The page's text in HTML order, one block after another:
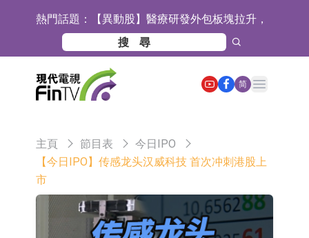
熱門話題： 【異動股】醫療研發外包板塊拉升，
畢得醫藥(688073.CN)漲20.01%
中遠海科：與中遠海運國際(香港)有
限公司正在開展增資對價的支付
新萊應材：受益於半導體國產替代提
速及國內晶圓廠擴產 公司泛半導體全
【異動股】港股跌幅榜前十，智傲控
康(00348.HK)跌14.81%
技集團股權(02993.HK)漲+140.00%，
深交所：鑫元中證電池主題交易型開
交易
深交所：晶合集成(02249.HK)獲調入
简
Open main menu
主頁 節目表
今日IPO
【今日IPO】传感龙头汉威科技 首次冲刺港股上
市